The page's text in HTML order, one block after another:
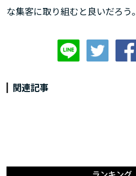
な集客に取り組むと良いだろう。
関連記事